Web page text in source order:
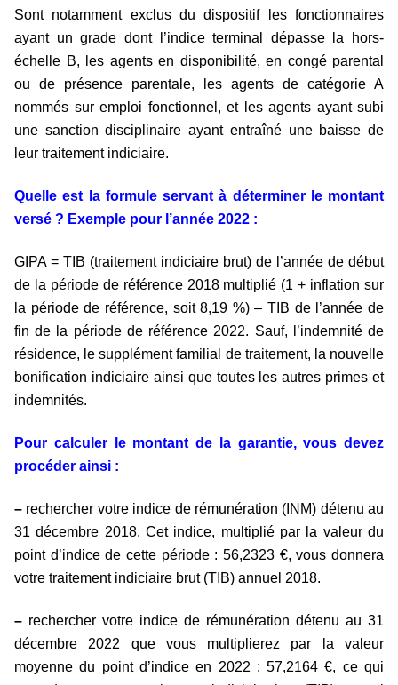
Sont notam­ment exclus du dis­po­si­tif les fonc­tion­nai­res
ayant un grade dont l’indice ter­mi­nal dépasse la hors-
échelle B, les agents en dis­po­ni­bi­lité, en congé paren­tal
ou de pré­sence paren­tale, les agents de caté­go­rie A
nommés sur emploi fonc­tion­nel, et les agents ayant subi
une sanc­tion dis­ci­pli­naire ayant entraîné une baisse de
leur trai­te­ment indi­ciaire.
Quelle est la formule servant à déterminer le montant
versé ? Exemple pour l’année 2022 :
GIPA = TIB (traitement indiciaire brut) de l’année de début
de la période de référence 2018 multiplié (1 + inflation sur
la période de référence, soit 8,19 %) – TIB de l’année de
fin de la période de référence 2022. Sauf, l’indemnité de
résidence, le supplément familial de traitement, la nouvelle
bonification indiciaire ainsi que toutes les autres primes et
indemnités.
Pour calculer le montant de la garantie, vous devez
procéder ainsi :
– rechercher votre indice de rémunération (INM) détenu au
31 décembre 2018. Cet indice, multiplié par la valeur du
point d’indice de cette période : 56,2323 €, vous donnera
votre traitement indiciaire brut (TIB) annuel 2018.
– rechercher votre indice de rémunération détenu au 31
décembre 2022 que vous multiplierez par la valeur
moyenne du point d’indice en 2022 : 57,2164 €, ce qui